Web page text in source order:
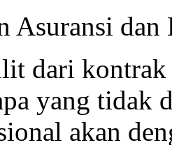
Asuransi
dari
yang tidak
akan